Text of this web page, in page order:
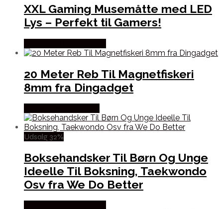
XXL Gaming Musemåtte med LED
Lys – Perfekt til Gamers!
20 Meter Reb Til Magnetfiskeri
8mm fra Dingadget
Udsalg 32%
Boksehandsker Til Børn Og Unge
Ideelle Til Boksning, Taekwondo
Osv fra We Do Better